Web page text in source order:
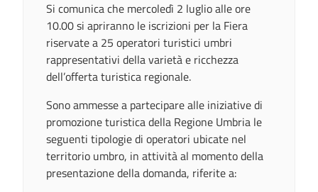
Si comunica che mercoledì 2 luglio alle ore
10.00 si apriranno le iscrizioni per la Fiera
riservate a 25 operatori turistici umbri
rappresentativi della varietà e ricchezza
dell’offerta turistica regionale.
Sono ammesse a partecipare alle iniziative di
promozione turistica della Regione Umbria le
seguenti tipologie di operatori ubicate nel
territorio umbro, in attività al momento della
presentazione della domanda, riferite a: